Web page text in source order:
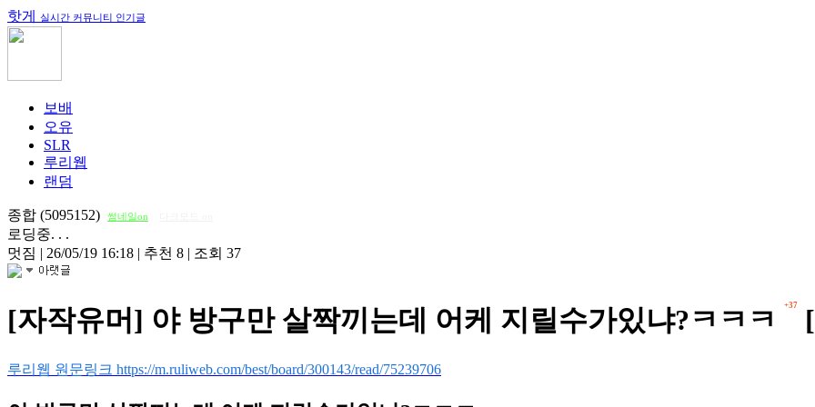
핫게 실시간 커뮤니티 인기글
보배
오유
SLR
루리웹
랜덤
종합 (5095152) 썸네일on
로딩중. . .
멋짐 | 26/05/19 16:18 | 추천 8 | 조회 37
[자작유머] 야 방구만 살짝끼는데 어케 지릴수가있냐?ㅋㅋㅋ +37
루리웹 원문링크 https://m.ruliweb.com/best/board/300143/read/75239706